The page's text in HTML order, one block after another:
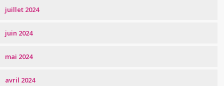
juillet 2024
juin 2024
mai 2024
avril 2024